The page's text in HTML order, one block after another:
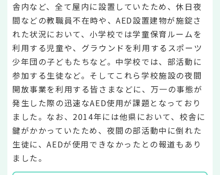
舎内など、全て屋内に設置していたため、休日夜
間などの教職員不在時や、AED設置建物が施錠さ
れた状況において、小学校では学童保育ルームを
利用する児童や、グラウンドを利用するスポーツ
少年団の子どもたちなど。中学校では、部活動に
参加する生徒など。そしてこれら学校施設の夜間
開放事業を利用する皆さまなどに、万一の事態が
発生した際の迅速なAED使用が課題となっており
ました。なお、2014年には他県において、校舎に
鍵がかかっていたため、夜間の部活動中に倒れた
生徒に、AEDが使用できなかったとの報道もあり
ました。